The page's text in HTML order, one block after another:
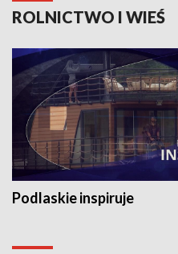
ROLNICTWO I WIEŚ
Podlaskie inspiruje